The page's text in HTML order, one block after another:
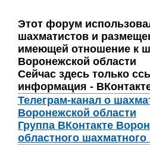
Этот форум
шахматистов и
имеющей отношение к
Воронежской области
Сейчас здесь только
информация -
Телеграм-канал о
Воронежской области
Группа ВКонтакте
областного шахматного